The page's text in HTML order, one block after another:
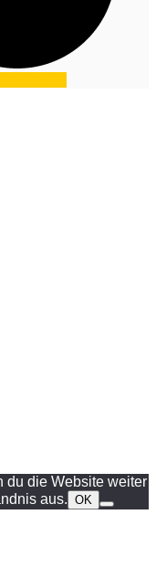
du die Website weiter
aus. OK